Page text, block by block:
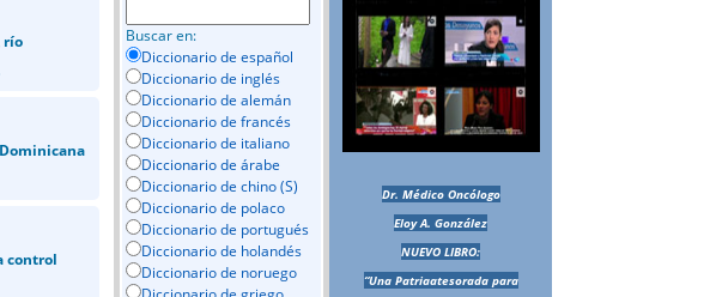
río
control
Buscar en:
Diccionario de español
Diccionario de inglés
Diccionario de alemán
Diccionario de francés
Diccionario de italiano
Diccionario de árabe
Diccionario de chino (S)
Diccionario de polaco
Diccionario de portugués
Diccionario de holandés
Diccionario de noruego
Dr. Médico Oncólogo
Eloy A. González
NUEVO LIBRO:
“Una Patriaatesorada para